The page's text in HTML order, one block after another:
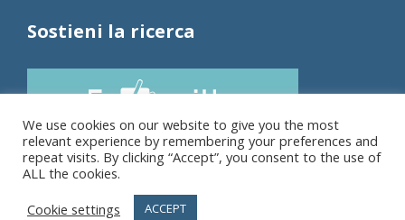
Sostieni la ricerca
We use cookies on our website to give you the most
relevant experience by remembering your preferences and
repeat visits. By clicking “Accept”, you consent to the use of
ALL the cookies.
Cookie settings
ACCEPT